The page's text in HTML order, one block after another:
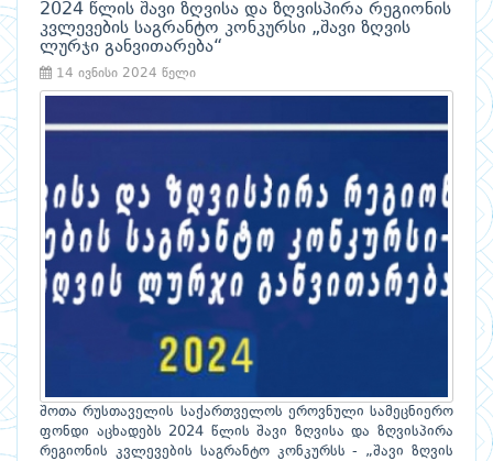
2024 წლის შავი ზღვისა და ზღვისპირა რეგიონის
კვლევების საგრანტო კონკურსი „შავი ზღვის
ლურჯი განვითარება“
14 ივნისი 2024 წელი
შოთა რუსთაველის საქართველოს ეროვნული სამეცნიერო
ფონდი აცხადებს 2024 წლის შავი ზღვისა და ზღვისპირა
რეგიონის კვლევების საგრანტო კონკურსს - „შავი ზღვის